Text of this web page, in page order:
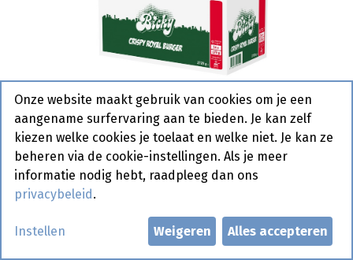
Bicky Crispy Royal Burger 16 x
170 gr
Onze website maakt gebruik van cookies om je een
aangename surfervaring aan te bieden. Je kan zelf
kiezen welke cookies je toelaat en welke niet. Je kan ze
beheren via de cookie-instellingen. Als je meer
informatie nodig hebt, raadpleeg dan ons
privacybeleid .
Instellen Weigeren Alles accepteren